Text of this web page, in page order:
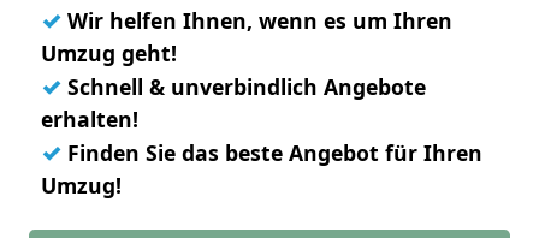
✓ Wir helfen Ihnen, wenn es um Ihren
Umzug geht!
✓ Schnell & unverbindlich Angebote
erhalten!
✓ Finden Sie das beste Angebot für Ihren
Umzug!